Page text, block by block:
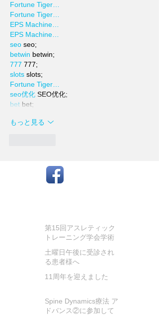
Fortune Tiger…
Fortune Tiger…
EPS Machine…
EPS Machine…
seo seo;
betwin betwin;
777 777;
slots slots;
Fortune Tiger…
seo优化 SEO优化;
bet bet;
もっと見る
第15回アスレティック
トレーニング学会学術
た
土曜日午後に受診され
る患者様へ
11周年を迎えました
Spine Dynamics療法 ア
ドバンス②に参加して